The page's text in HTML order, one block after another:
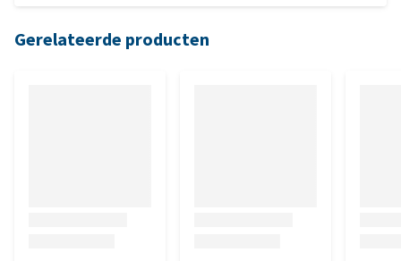
Gerelateerde producten